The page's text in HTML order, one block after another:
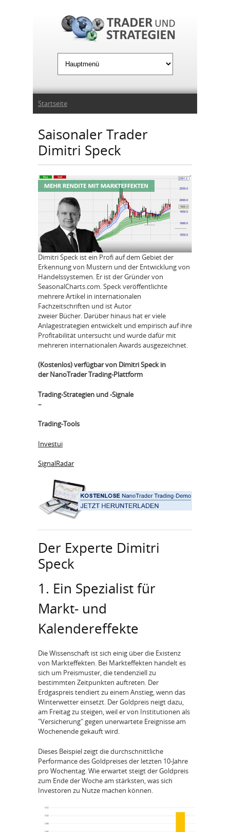
Sie sind hier
Startseite
Saisonaler Trader
Dimitri Speck
Dimitri Speck ist ein Profi auf dem Gebiet der
Erkennung von Mustern und der Entwicklung von
Handelssystemen. Er ist der Gründer von
SeasonalCharts.com. Speck veröffentlichte
mehrere Artikel in internationalen
Fachzeitschriften und ist Autor
zweier Bücher. Darüber hinaus hat er viele
Anlagestrategien entwickelt und empirisch auf ihre
Profitabilität untersucht und wurde dafür mit
mehreren internationalen Awards ausgezeichnet.
(Kostenlos) verfügbar von Dimitri Speck in
der NanoTrader Trading-Plattform
Trading-Strategien und -Signale
–
Trading-Tools
Investui
SignalRadar
Der Experte Dimitri
Speck
1. Ein Spezialist für
Markt- und
Kalendereffekte
Die Wissenschaft ist sich einig über die Existenz
von Markteffekten. Bei Markteffekten handelt es
sich um Preismuster, die tendenziell zu
bestimmten Zeitpunkten auftreten. Der
Erdgaspreis tendiert zu einem Anstieg, wenn das
Winterwetter einsetzt. Der Goldpreis neigt dazu,
am Freitag zu steigen, weil er von Institutionen als
"Versicherung" gegen unerwartete Ereignisse am
Wochenende gekauft wird.
Dieses Beispiel zeigt die durchschnittliche
Performance des Goldpreises der letzten 10-Jahre
pro Wochentag. Wie erwartet steigt der Goldpreis
zum Ende der Woche am stärksten, was sich
Investoren zu Nutze machen können.